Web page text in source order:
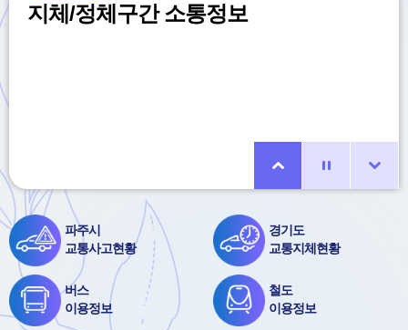
지체/정체구간 소통정보
파주시
교통사고현황
경기도
교통지체현황
버스
이용정보
철도
이용정보